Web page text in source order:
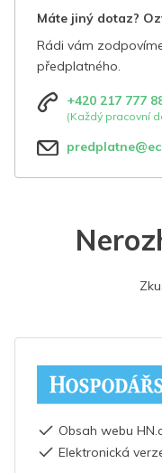
Máte jiný dotaz?
Rádi vám
předplatného.
+420 217 777
(Každý pracovní
Obsah webu
Elektronická